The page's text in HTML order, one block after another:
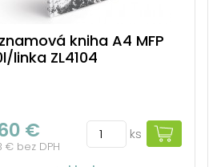
kniha A4 MFP
linka ZL4104
€
€ bez DPH
ks